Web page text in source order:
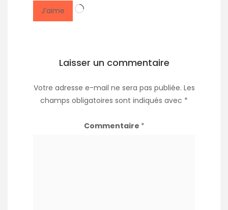
J’aime Chargement…
Laisser un commentaire
Votre adresse e-mail ne sera pas publiée. Les
champs obligatoires sont indiqués avec *
Commentaire *